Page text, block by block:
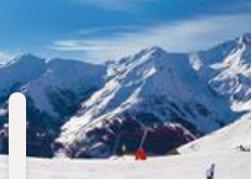
Bestemming
Kies bestemming